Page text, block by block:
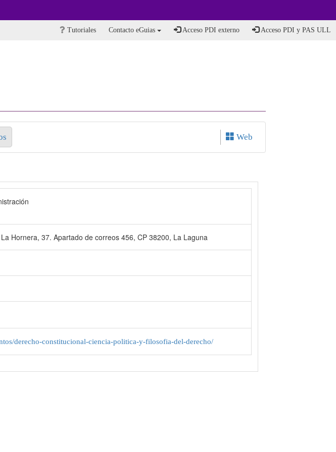
Tutoriales Contacto eGuias Acceso PDI externo Acceso PDI y PAS ULL
Web
Hornera, 37. Apartado de correos 456, CP 38200, La Laguna
derecho-constitucional-ciencia-politica-y-filosofia-del-derecho/